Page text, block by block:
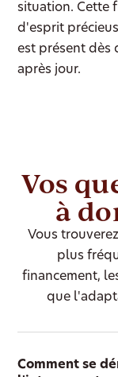
situation. Cette
d'esprit
est présent dès
après jour.
Vos
à
Vous
plus
financement,
que
Comment se